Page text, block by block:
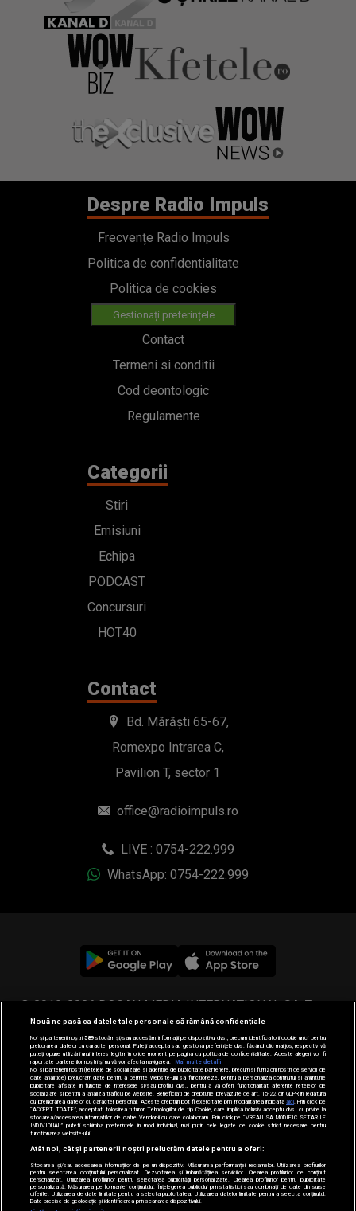
Despre Radio Impuls
Frecvențe Radio Impuls
Politica de confidentialitate
Politica de cookies
Gestionați preferințele
Contact
Termeni si conditii
Cod deontologic
Regulamente
Categorii
Stiri
Emisiuni
Echipa
PODCAST
Concursuri
HOT40
Contact
Bd. Mărăști 65-67,
Romexpo Intrarea C,
Pavilion T, sector 1
office@radioimpuls.ro
LIVE : 0754-222.999
WhatsApp: 0754-222.999
© 2019-2026 DOGAN MEDIA INTERNATIONAL SA, Toate
drepturile rezervate.
Nouă ne pasă ca datele tale personale să rămână confidențiale
Noi și partenerii noștri589stocăm și/sau accesăm informații pe dispozitivul dvs., precum identificatorii cookie unici pentru
prelucrarea datelor cu caracter personal. Puteți accepta sau gestiona preferințele dvs. făcând clic mai jos, respectiv vă
puteți opune utilizării unui interes legitim în orice moment pe pagina cu politica de confidențialitate. Aceste alegeri vor fi
raportate partenerilor noștri și nu vă vor afecta navigarea.
Mai multe detalii
Noi si partenerii nostri (retelele de socializare si agentiile de publicitate partenere, precum si furnizorii nostri de servicii de
date analitice) prelucram date pentru a permite website-ului sa functioneze, pentru a personaliza continutul si anunturile
publicitare afisate in functie de interesele si/sau profilul dvs., pentru a va oferi functionalitati aferente retelelor de
socializare si pentru a analiza traficul pe website. Beneficiati de drepturile prevazute de art. 15-22 din GDPR in legatura
cu prelucrarea datelor cu caracter personal. Aceste drepturi pot fi exercitate prin modalitatea indicataaici . Prin click pe
“ACCEPT TOATE”, acceptati folosirea tuturor Tehnologiilor de tip Cookie, care implica inclusiv acceptul dvs. cu privire la
stocarea/accesarea informatiilor de catre Vendor-ii cu care colaboram. Prin click pe “VREAU SA MODIFIC SETARILE
INDIVIDUAL” puteti schimba preferintele in mod individual, mai putin cele legate de cookie strict necesare pentru
functionarea website-ului.
Atât noi, cât și partenerii noștri prelucrăm datele pentru a oferi:
Stocarea și/sau accesarea informațiilor de pe un dispozitiv. Măsurarea performanței reclamelor. Utilizarea profilurilor
pentru selectarea conținutului personalizat. Dezvoltarea și îmbunătățirea serviciilor. Crearea profilurilor de conținut
personalizat. Utilizarea profilurilor pentru selectarea publicității personalizate. Crearea profilurilor pentru publicitate
personalizată. Măsurarea performanței conținutului. Înțelegerea publicului prin statistici sau combinații de date din surse
diferite. Utilizarea de date limitate pentru a selecta publicitatea. Utilizarea datelor limitate pentru a selecta conținutul.
Date precise de geolocație și identificarea prin scanarea dispozitivului.